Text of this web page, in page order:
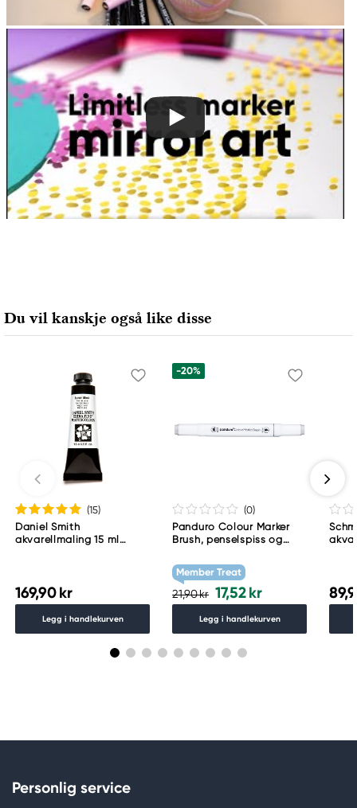
Du vil kanskje også like disse
(15)
Daniel Smith
akvarellmaling 15 ml
169,90 kr
Legg i handlekurven
-20%
(0)
Panduro Colour Marker
Brush, penselspiss og
grey 1 WG1
Member Treat
21,90 kr 17,52 kr
Legg i handlekurven
Personlig service